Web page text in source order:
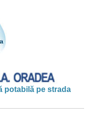
potabilă pe strada